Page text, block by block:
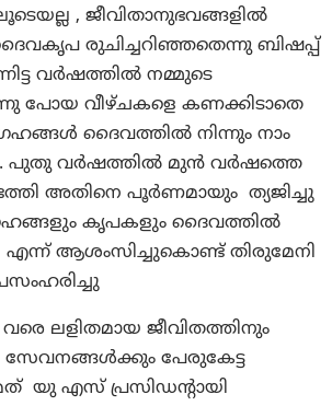
, ജീവിതാനുഭവങ്ങളിൽ
ദൈവകൃപ രുചിച്ചറിഞ്ഞതെന്നു ബിഷപ്പ്
വർഷത്തിൽ നമ്മുടെ
പോയ വീഴ്ചകളെ കണക്കിടാതെ
ദൈവത്തിൽ നിന്നും നാം
. പുതു വർഷത്തിൽ മുൻ വർഷത്തെ
അതിനെ പൂർണമായും ത്യജിച്ചു
കൃപകളും ദൈവത്തിൽ
എന്ന് ആശംസിച്ചുകൊണ്ട് തിരുമേനി
വരെ ലളിതമായ ജീവിതത്തിനും
സേവനങ്ങൾക്കും പേരുകേട്ട
യു എസ് പ്രസിഡൻ്റായി